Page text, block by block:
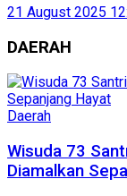
21 August 2025
DAERAH
Daerah
Wisuda 73
Diamalkan